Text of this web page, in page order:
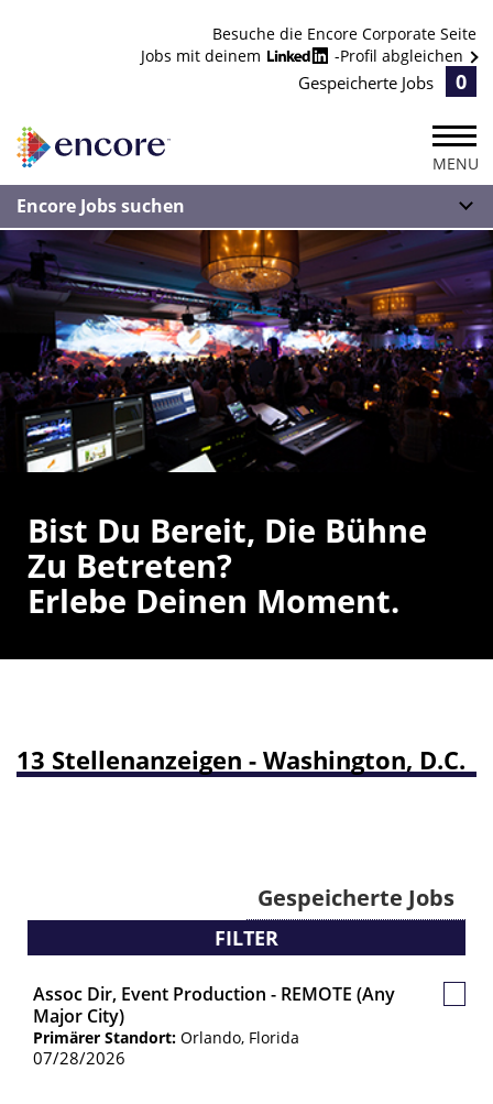
Besuche die Encore Corporate Seite
Jobs mit deinem
-Profil abgleichen
Gespeicherte Jobs 0
MENU
Encore Jobs suchen
Bist Du Bereit, Die Bühne
Zu Betreten?
Erlebe Deinen Moment.
13 Stellenanzeigen - Washington, D.C.
Gespeicherte Jobs
FILTER
Assoc Dir, Event Production - REMOTE (any
Major City)
Primärer Standort: Orlando, Florida
07/28/2026